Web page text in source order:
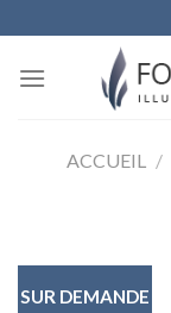
to
content
ACCUEIL /
SUR DEMANDE